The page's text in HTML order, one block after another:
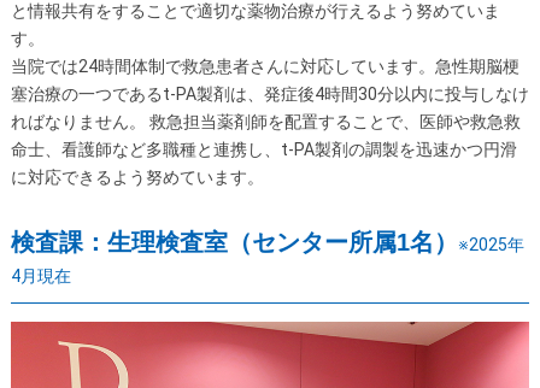
と情報共有をすることで適切な薬物治療が行えるよう努めていま
す。
当院では24時間体制で救急患者さんに対応しています。急性期脳梗
塞治療の一つであるt-PA製剤は、発症後4時間30分以内に投与しなけ
ればなりません。 救急担当薬剤師を配置することで、医師や救急救
命士、看護師など多職種と連携し、t-PA製剤の調製を迅速かつ円滑
に対応できるよう努めています。
検査課：生理検査室（センター所属1名）
※2025年
4月現在